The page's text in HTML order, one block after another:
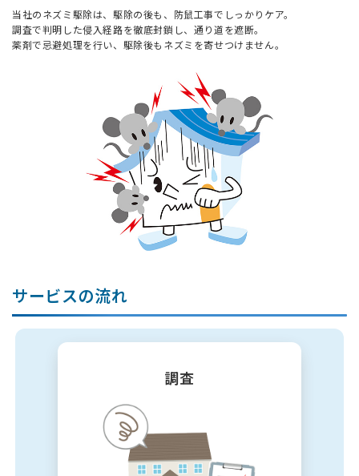
当社のネズミ駆除は、駆除の後も、防鼠工事でしっかりケア。
調査で判明した侵入経路を徹底封鎖し、通り道を遮断。
薬剤で忌避処理を行い、駆除後もネズミを寄せつけません。
サービスの流れ
調査